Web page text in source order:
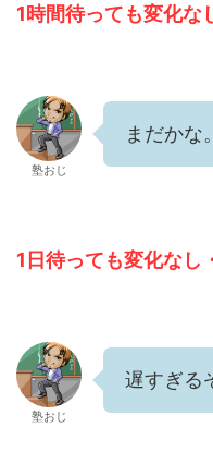
1時間待っても変化な
塾おじ
まだかな
1日待っても変化なし
塾おじ
遅すぎる